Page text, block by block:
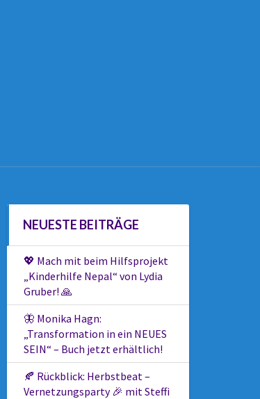
NEUESTE BEITRÄGE
💖 Mach mit beim Hilfsprojekt
„Kinderhilfe Nepal“ von Lydia
Gruber! 🙏
🦋 Monika Hagn:
„Transformation in ein NEUES
SEIN“ – Buch jetzt erhältlich!
🍂 Rückblick: Herbstbeat –
Vernetzungsparty 🎉 mit Steffi